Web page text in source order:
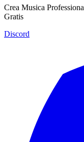
Crea Musica
Gratis
Discord